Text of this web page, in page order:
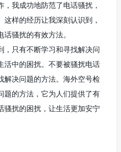
我成功地防范了电话骚扰，
样的经历让我深刻认识到，
骚扰的有效方法。
，只有不断学习和寻找解决问
活中的困扰。不要被骚扰电话
解决问题的方法。海外空号检
题的方法，它为人们提供了有
骚扰的困扰，让生活更加安宁